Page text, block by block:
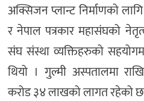
अक्सिजन प्लान्ट निर्माणको
र नेपाल पत्रकार महासंघको
संघ संस्था व्यक्तिहरुको
थियो । गुल्मी अस्पतालमा
करोड ३४ लाखको लागत रहेको